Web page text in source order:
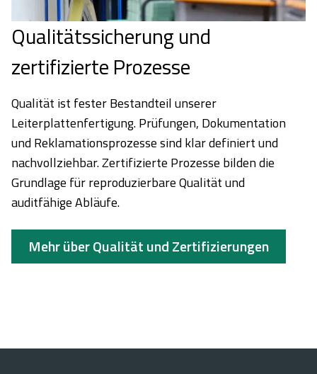
Qualitätssicherung und
zertifizierte Prozesse
Qualität ist fester Bestandteil unserer
Leiterplattenfertigung. Prüfungen, Dokumentation
und Reklamationsprozesse sind klar definiert und
nachvollziehbar. Zertifizierte Prozesse bilden die
Grundlage für reproduzierbare Qualität und
auditfähige Abläufe.
Mehr über Qualität und Zertifizierungen